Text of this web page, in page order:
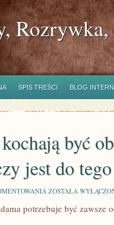
SPIS TREŚCI BLOG
być
jest do
DAMY
BYĆ
OBDAROWYWANE.
ZOSTAŁA
potrzebuje być zawsze